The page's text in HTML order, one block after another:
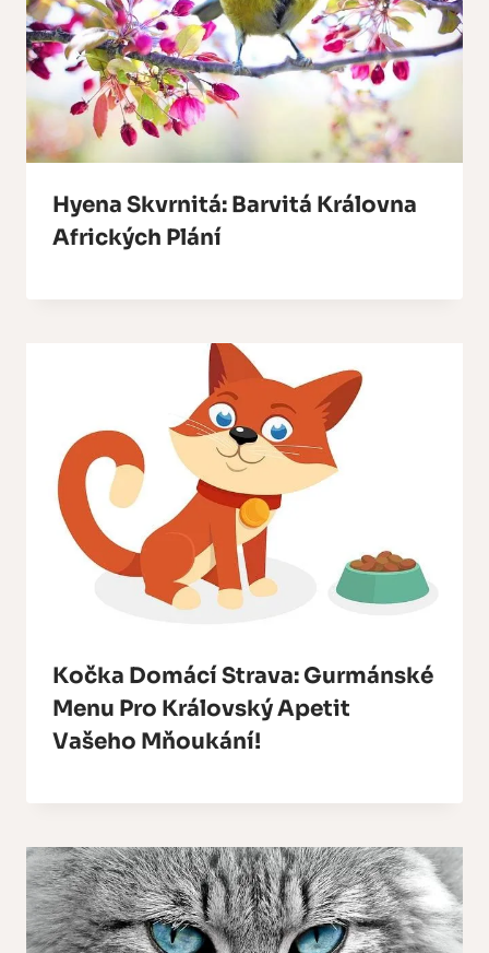
Hyena Skvrnitá: Barvitá Královna
Afrických Plání
Kočka Domácí Strava: Gurmánské
Menu Pro Královský Apetit
Vašeho Mňoukání!